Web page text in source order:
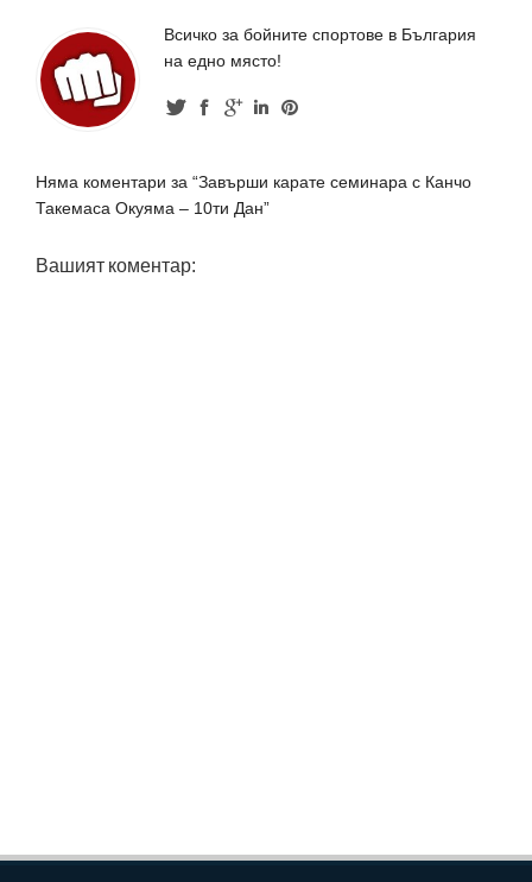
Всичко за бойните спортове в България
на едно място!
Няма коментари за “Завърши карате семинара с Канчо
Такемаса Окуяма – 10ти Дан”
Вашият коментар: